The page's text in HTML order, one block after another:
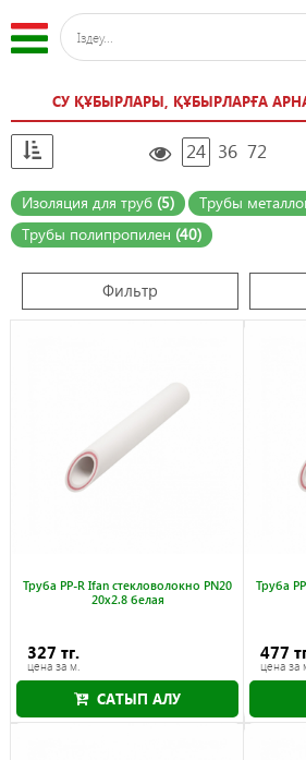
СУ ҚҰБЫРЛАРЫ, ҚҰБЫРЛАРҒА
24 36 72
Изоляция для труб (5) Трубы
Трубы полипропилен (40)
Фильтр
Труба PP-R Ifan стекловолокно PN20
20x2.8 белая
327 тг.
цена за м.
САТЫП АЛУ
Труба
477
цена за